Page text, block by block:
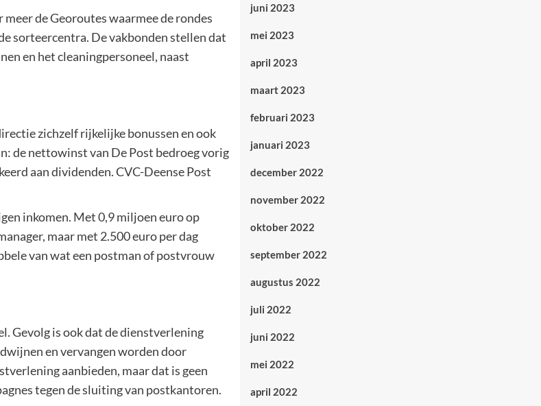
de Georoutes waarmee de rondes
sorteercentra. De vakbonden stellen dat
en het cleaningpersoneel, naast
zichzelf rijkelijke bonussen en ook
de nettowinst van De Post bedroeg vorig
aan dividenden. CVC-Deense Post
inkomen. Met 0,9 miljoen euro op
maar met 2.500 euro per dag
van wat een postman of postvrouw
Gevolg is ook dat de dienstverlening
en vervangen worden door
aanbieden, maar dat is geen
tegen de sluiting van postkantoren.
juni 2023
mei 2023
april 2023
maart 2023
februari 2023
januari 2023
december 2022
november 2022
oktober 2022
september 2022
augustus 2022
juli 2022
juni 2022
mei 2022
april 2022